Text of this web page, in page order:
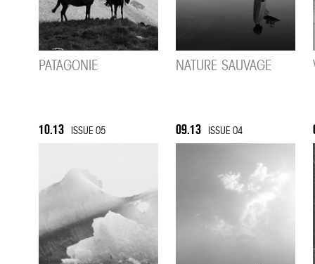
PATAGONIE NATURE SAUVAGE
10.13 ISSUE 05 09.13 ISSUE 04